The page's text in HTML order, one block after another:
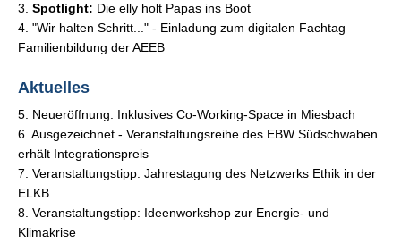
3. Spotlight: Die elly holt Papas ins Boot
4. "Wir halten Schritt..." - Einladung zum digitalen Fachtag
Familienbildung der AEEB
Aktuelles
5. Neueröffnung: Inklusives Co-Working-Space in Miesbach
6. Ausgezeichnet - Veranstaltungsreihe des EBW Südschwaben
erhält Integrationspreis
7. Veranstaltungstipp: Jahrestagung des Netzwerks Ethik in der
ELKB
8. Veranstaltungstipp: Ideenworkshop zur Energie- und
Klimakrise